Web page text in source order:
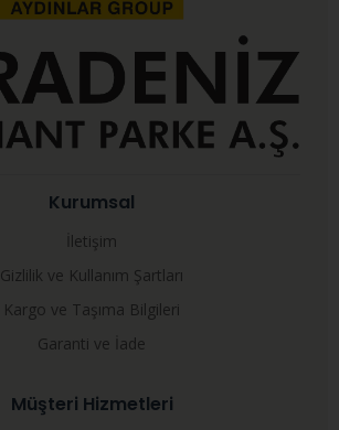
Kurumsal
İletişim
Gizlilik ve Kullanım Şartları
Kargo ve Taşıma Bilgileri
Garanti ve İade
Müşteri Hizmetleri